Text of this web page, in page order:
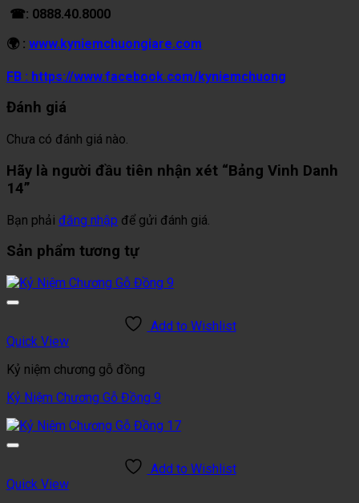
☎: 0888.40.8000
🌍 : www.kyniemchuongiare.com
FB : https://www.facebook.com/kyniemchuong
Đánh giá
Chưa có đánh giá nào.
Hãy là người đầu tiên nhận xét “Bảng Vinh Danh
14”
Bạn phải đăng nhập để gửi đánh giá.
Sản phẩm tương tự
Add to Wishlist
Quick View
Kỷ niệm chương gỗ đồng
Kỷ Niệm Chương Gỗ Đồng 9
Add to Wishlist
Quick View